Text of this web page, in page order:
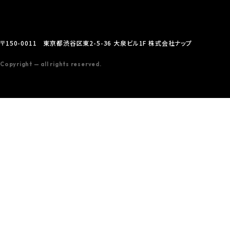
〒150-0011 東京都渋谷区東2-5-36 大泉ビル1F 株式会社ナップ
Copyright — all rights reserved.